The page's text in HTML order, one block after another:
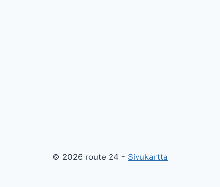
© 2026 route 24 - Sivukartta